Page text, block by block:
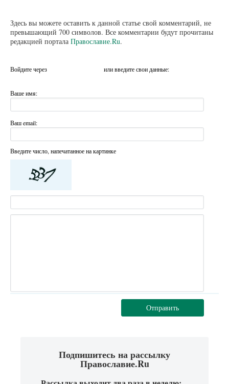
Здесь вы можете оставить к данной статье свой комментарий, не
превышающий 700 символов. Все комментарии будут прочитаны
редакцией портала Православие.Ru.
Войдите через или введите свои данные:
Ваше имя:
Ваш email:
Введите число, напечатанное на картинке
Отправить
Подпишитесь на рассылку
Православие.Ru